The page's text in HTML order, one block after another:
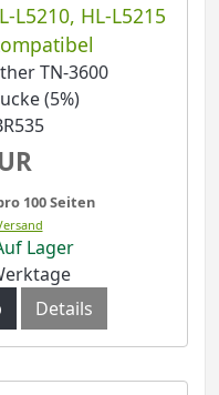
L5210, HL-L5215
TN-3600
(5%)
100 Seiten
Lager
Details